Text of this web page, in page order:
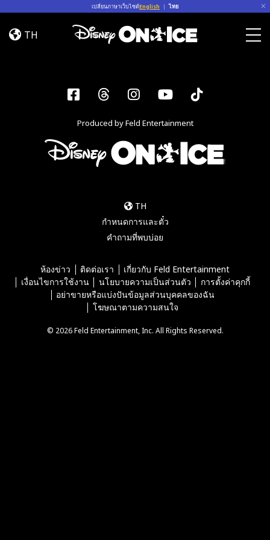
เปลี่ยนภาษาเว็บไซต์English | ไทย
Jump
In!TH
Facebook
ThreadsInstagram
YouTubeTiktok
Produced by Feld Entertainment
TH
กำหนดการและตั๋ว
คำถามที่พบบ่อย
ห้องข่าว ติดต่อเรา
เกี่ยวกับ Feld Entertainment
เงื่อนไขการใช้งาน
นโยบายความเป็นส่วนตัว
การตั้งค่าคุกกี้
อย่าขายหรือแบ่งปันข้อมูลส่วนบุคคลของฉัน
โฆษณาตามความสนใจ
© 2026 Feld Entertainment, Inc. All Rights Reserved.